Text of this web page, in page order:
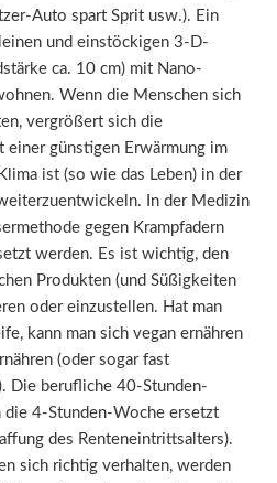
Auto spart Sprit usw.). Ein
und einstöckigen 3-D-
ca. 10 cm) mit Nano-
Wenn die Menschen sich
vergrößert sich die
einer günstigen Erwärmung im
ist (so wie das Leben) in der
In der Medizin
gegen Krampfadern
werden. Es ist wichtig, den
Produkten (und Süßigkeiten
oder einzustellen. Hat man
kann man sich vegan ernähren
(oder sogar fast
Die berufliche 40-Stunden-
die 4-Stunden-Woche ersetzt
des Renteneintrittsalters).
sich richtig verhalten, werden